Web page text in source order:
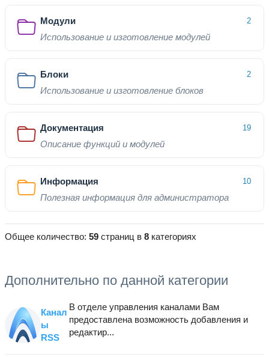
Модули 2
Использование и изготовление модулей
Блоки 2
Использование и изготовление блоков
Документация 19
Описание функций и модулей
Информация 10
Полезная информация для администратора
Общее количество: 59 страниц в 8 категориях
Дополнительно по данной категории
Канал
ы
RSS
В отделе управления каналами Вам
предоставлена возможность добавления и
редактир...